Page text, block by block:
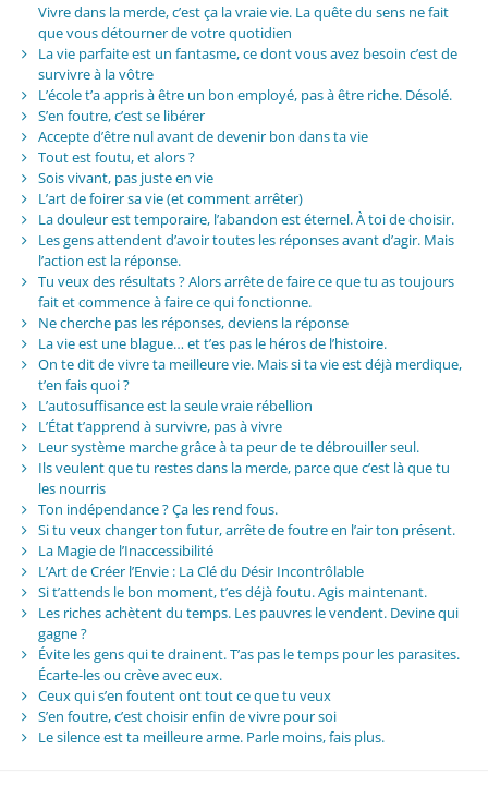
Vivre dans la merde, c’est ça la vraie vie. La quête du sens ne fait
que vous détourner de votre quotidien
La vie parfaite est un fantasme, ce dont vous avez besoin c’est de
survivre à la vôtre
L’école t’a appris à être un bon employé, pas à être riche. Désolé.
S’en foutre, c’est se libérer
Accepte d’être nul avant de devenir bon dans ta vie
Tout est foutu, et alors ?
Sois vivant, pas juste en vie
L’art de foirer sa vie (et comment arrêter)
La douleur est temporaire, l’abandon est éternel. À toi de choisir.
Les gens attendent d’avoir toutes les réponses avant d’agir. Mais
l’action est la réponse.
Tu veux des résultats ? Alors arrête de faire ce que tu as toujours
fait et commence à faire ce qui fonctionne.
Ne cherche pas les réponses, deviens la réponse
La vie est une blague… et t’es pas le héros de l’histoire.
On te dit de vivre ta meilleure vie. Mais si ta vie est déjà merdique,
t’en fais quoi ?
L’autosuffisance est la seule vraie rébellion
L’État t’apprend à survivre, pas à vivre
Leur système marche grâce à ta peur de te débrouiller seul.
Ils veulent que tu restes dans la merde, parce que c’est là que tu
les nourris
Ton indépendance ? Ça les rend fous.
Si tu veux changer ton futur, arrête de foutre en l’air ton présent.
La Magie de l’Inaccessibilité
L’Art de Créer l’Envie : La Clé du Désir Incontrôlable
Si t’attends le bon moment, t’es déjà foutu. Agis maintenant.
Les riches achètent du temps. Les pauvres le vendent. Devine qui
gagne ?
Évite les gens qui te drainent. T’as pas le temps pour les parasites.
Écarte-les ou crève avec eux.
Ceux qui s’en foutent ont tout ce que tu veux
S’en foutre, c’est choisir enfin de vivre pour soi
Le silence est ta meilleure arme. Parle moins, fais plus.